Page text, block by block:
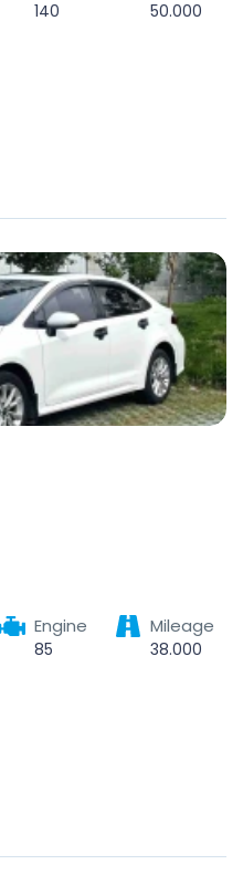
140 50.000
Engine
85
Mileage
38.000